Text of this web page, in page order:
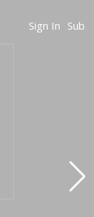
Sign In Sub